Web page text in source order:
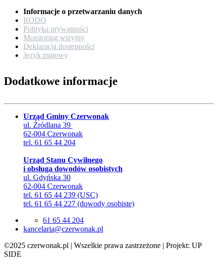
Informacje o przetwarzaniu danych
RODO
Polityka prywatności
Monitoring wizyjny
Deklaracja dostępności
Język migowy
Dodatkowe informacje
Urząd Gminy Czerwonak
ul. Źródlana 39
62-004 Czerwonak
tel. 61 65 44 204
Urząd Stanu Cywilnego
i obsługa dowodów osobistych
ul. Gdyńska 30
62-004 Czerwonak
tel. 61 65 44 239 (USC)
tel. 61 65 44 227 (dowody osobiste)
61 65 44 204
lp.kanowrezc@airalecnak
©2025 czerwonak.pl | Wszelkie prawa zastrzeżone | Projekt: UP
SIDE